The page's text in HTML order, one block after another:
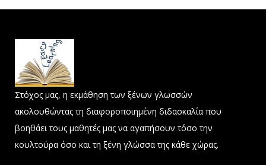
Στόχος μας, η εκμάθηση των ξένων γλωσσών
ακολουθώντας τη διαφοροποιημένη διδασκαλία που
βοηθάει τους μαθητές μας να αγαπήσουν τόσο την
κουλτούρα όσο και τη ξένη γλώσσα της κάθε χώρας.